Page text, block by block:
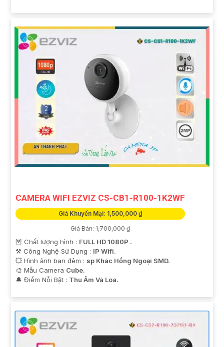
CAMERA WIFI EZVIZ CS-CB1-R100-1K2WF
Giá Khuyến Mại: 1,500,000 ₫
Giá Bán: 1,700,000 ₫
🦉 Chất lượng hình : FULL HD 1080P .
⚒ Công Nghệ Sử Dụng : IP Wifi.
💥 Hình ảnh ban đêm : sp Khác Hồng Ngoại SMD.
🎨 Mẫu Camera Cube.
️🔔 Điểm Nỗi Bật : Thu Âm Và Loa.